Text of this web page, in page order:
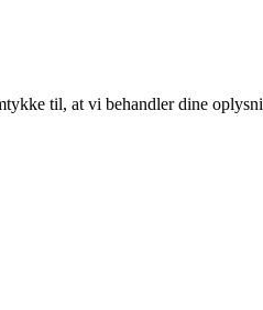
til, at vi behandler dine